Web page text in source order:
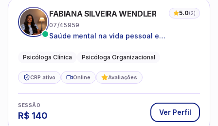
FABIANA SILVEIRA WENDLER 5.0(2)
07/45959
Saúde mental na vida pessoal e
Psicóloga Clínica Psicóloga Organizacional
CRP ativo Online Avaliações
SESSÃO
R$ 140 Ver Perfil